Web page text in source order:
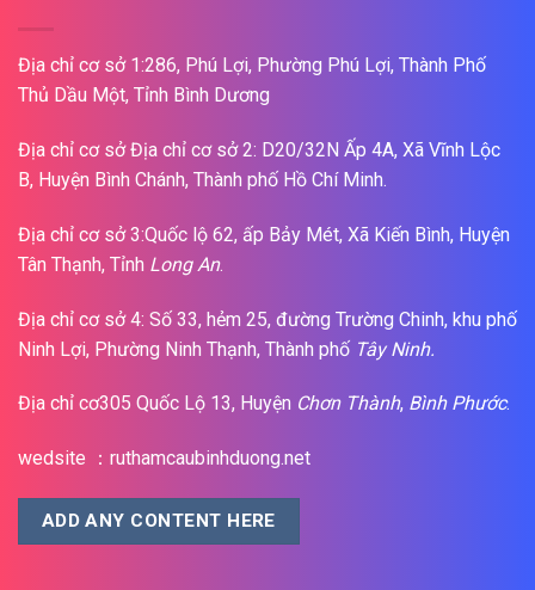
Địa chỉ cơ sở 1:286, Phú Lợi, Phường Phú Lợi, Thành Phố
Thủ Dầu Một, Tỉnh Bình Dương
Địa chỉ cơ sở Địa chỉ cơ sở 2: D20/32N Ấp 4A, Xã Vĩnh Lộc
B, Huyện Bình Chánh, Thành phố Hồ Chí Minh.
Địa chỉ cơ sở 3:Quốc lộ 62, ấp Bảy Mét, Xã Kiến Bình, Huyện
Tân Thạnh, Tỉnh Long An.
Địa chỉ cơ sở 4: Số 33, hẻm 25, đường Trường Chinh, khu phố
Ninh Lợi, Phường Ninh Thạnh, Thành phố Tây Ninh.
Địa chỉ cơ305 Quốc Lộ 13, Huyện Chơn Thành, Bình Phước.
wedsite ：ruthamcaubinhduong.net
ADD ANY CONTENT HERE